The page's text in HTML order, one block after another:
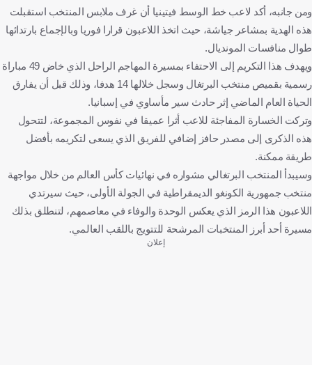
ومن جانبه، أكد لاعب خط الوسط فيتينيا أن غرف ملابس المنتخب استقبلت
هذه الهدية بمشاعر جياشة، حيث اتخذ اللاعبون قرارا فوريا وبالإجماع بارتدائها
طوال منافسات المونديال.
ويهدف هذا التكريم إلى الاحتفاء بمسيرة المهاجم الراحل الذي خاض 49 مباراة
رسمية بقميص منتخب البرتغال وسجل خلالها 14 هدفا، وذلك قبل أن يفارق
الحياة العام الماضي إثر حادث سير مأساوي في إسبانيا.
وتركت الخسارة المفاجئة للاعب أثرا عميقا في نفوس المجموعة، لتتحول
هذه الذكرى إلى مصدر حافز إضافي للفريق الذي يسعى لتكريمه بأفضل
طريقة ممكنة.
وسيبدأ المنتخب البرتغالي مشواره في نهائيات كأس العالم من خلال مواجهة
منتخب جمهورية الكونغو الديمقراطية في الجولة الأولى، حيث سيرتدي
اللاعبون هذا الرمز الذي يعكس الوحدة والوفاء في معاصمهم، لتنطلق بذلك
مسيرة أحد أبرز المنتخبات المرشحة للتتويج باللقب العالمي.
إعلان